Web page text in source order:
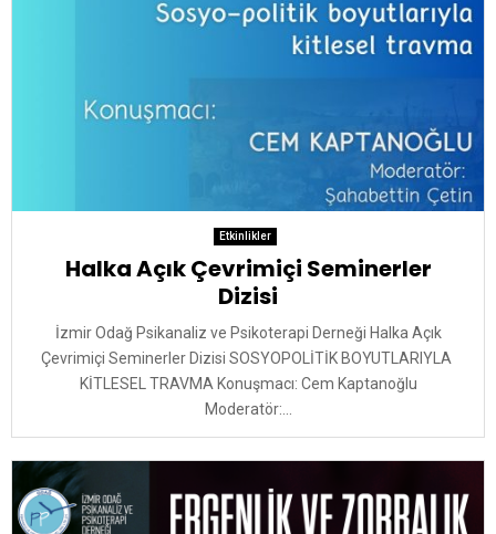
Etkinlikler
Halka Açık Çevrimiçi Seminerler
Dizisi
İzmir Odağ Psikanaliz ve Psikoterapi Derneği Halka Açık
Çevrimiçi Seminerler Dizisi SOSYOPOLİTİK BOYUTLARIYLA
KİTLESEL TRAVMA Konuşmacı: Cem Kaptanoğlu
Moderatör:...